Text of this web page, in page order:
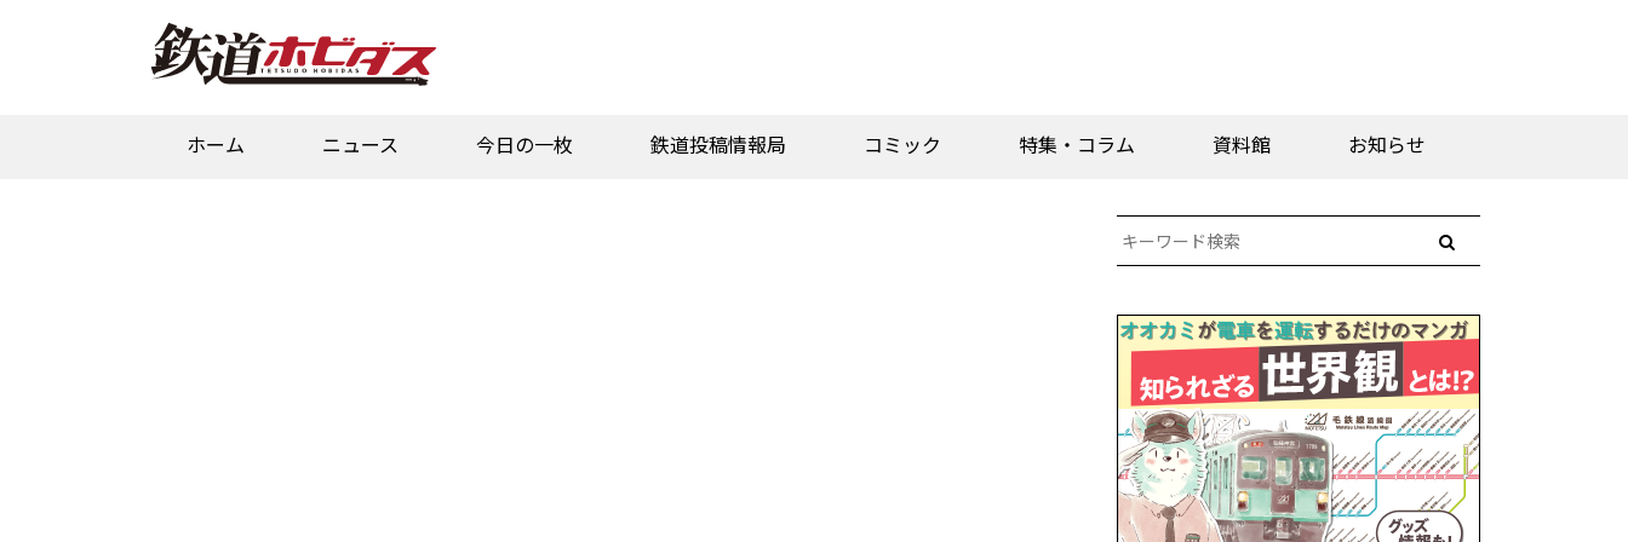
ホーム ニュース 今日の一枚 鉄道投稿情報局 コミック 特集・コラム 資料館 お知らせ